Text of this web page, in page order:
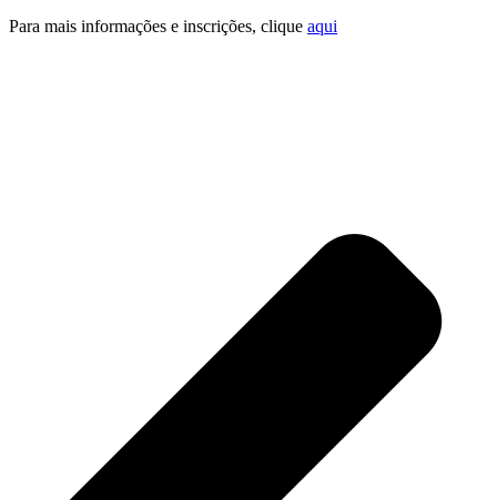
Para mais informações e inscrições, clique aqui